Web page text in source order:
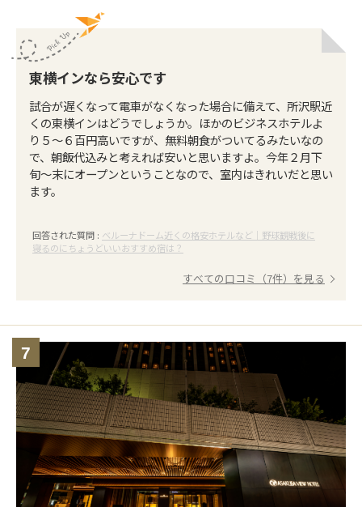
東横インなら安心です
試合が遅くなって電車がなくなった場合に備えて、所沢駅近
くの東横インはどうでしょうか。ほかのビジネスホテルよ
り５～６百円高いですが、無料朝食がついてるみたいなの
で、朝飯代込みと考えれば安いと思いますよ。今年２月下
旬～末にオープンということなので、室内はきれいだと思い
ます。
回答された質問 : ベルーナドーム近くの格安ホテルなど｜野球観戦後に
寝るのにちょうどいいおすすめ宿は？
すべての口コミ（7件）を見る
7